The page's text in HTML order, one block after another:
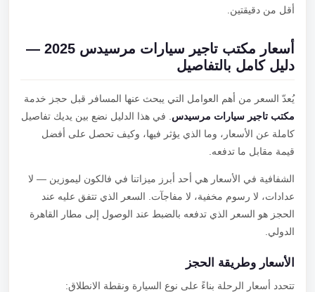
أقل من دقيقتين.
أسعار مكتب تاجير سيارات مرسيدس 2025 —
دليل كامل بالتفاصيل
يُعدّ السعر من أهم العوامل التي يبحث عنها المسافر قبل حجز خدمة
مكتب تاجير سيارات مرسيدس. في هذا الدليل نضع بين يديك تفاصيل
كاملة عن الأسعار، وما الذي يؤثر فيها، وكيف تحصل على أفضل
قيمة مقابل ما تدفعه.
الشفافية في الأسعار هي أحد أبرز ميزاتنا في فالكون ليموزين — لا
عدادات، لا رسوم مخفية، لا مفاجآت. السعر الذي تتفق عليه عند
الحجز هو السعر الذي تدفعه بالضبط عند الوصول إلى مطار القاهرة
الدولي.
الأسعار وطريقة الحجز
تتحدد أسعار الرحلة بناءً على نوع السيارة ونقطة الانطلاق: